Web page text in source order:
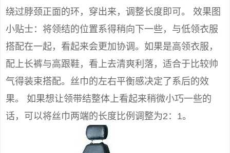
绕过脖颈正面的环，穿出来，调整长度即可。 效果图
小贴士：将领结的位置系得稍向下一些，与低领衣服
搭配在一起，看起来会更加协调。如果是高领衣服，
配上长裤与高跟鞋，看上去清爽利落，适合于比较帅
气得装束搭配。丝巾的左右平衡感决定了系后的效
果。 如果想让领带结整体上看起来稍微小巧一些的
话，可以将丝巾两端的长度比例调整为2：1。